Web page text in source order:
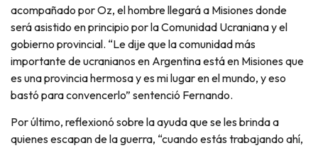
acompañado por Oz, el hombre llegará a Misiones donde
será asistido en principio por la Comunidad Ucraniana y el
gobierno provincial. “Le dije que la comunidad más
importante de ucranianos en Argentina está en Misiones que
es una provincia hermosa y es mi lugar en el mundo, y eso
bastó para convencerlo” sentenció Fernando.
Por último, reflexionó sobre la ayuda que se les brinda a
quienes escapan de la guerra, “cuando estás trabajando ahí,